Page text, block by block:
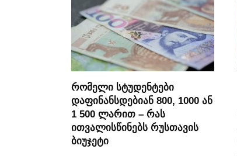
რომელი სტუდენტები
დაფინანსდებიან 800, 1000 ან
1 500 ლარით – რას
ითვალისწინებს რუსთავის
ბიუჯეტი